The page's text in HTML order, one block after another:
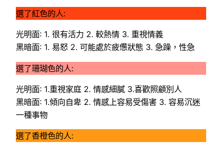
選了紅色的人:
光明面: 1. 很有活力 2. 較熱情 3. 重視情義
黑暗面: 1. 易怒 2. 可能處於疲憊狀態 3. 急躁，性急
選了珊瑚色的人:
光明面: 1.重視家庭 2. 情感細膩 3.喜歡照顧別人
黑暗面: 1.傾向自卑 2. 情感上容易受傷害 3. 容易沉迷
一種事物
選了香橙色的人: